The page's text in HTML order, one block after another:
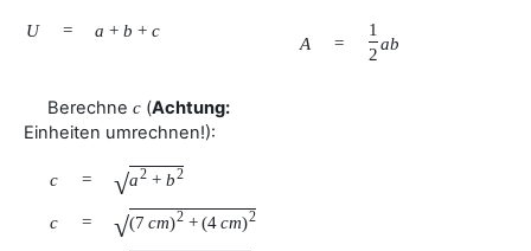
U = a + b + c
A =
1
2
ab
Berechne c (Achtung:
Einheiten umrechnen!):
c = √a2 + b2
c = √(7 cm)2 + (4cm)2